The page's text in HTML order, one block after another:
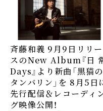
斉藤和義 9月9日リリー
スのNew Album『日
Days』より新曲「黒猫の
タンバリン」を 8月5日
先行配信＆レコーディ
グ映像公開！